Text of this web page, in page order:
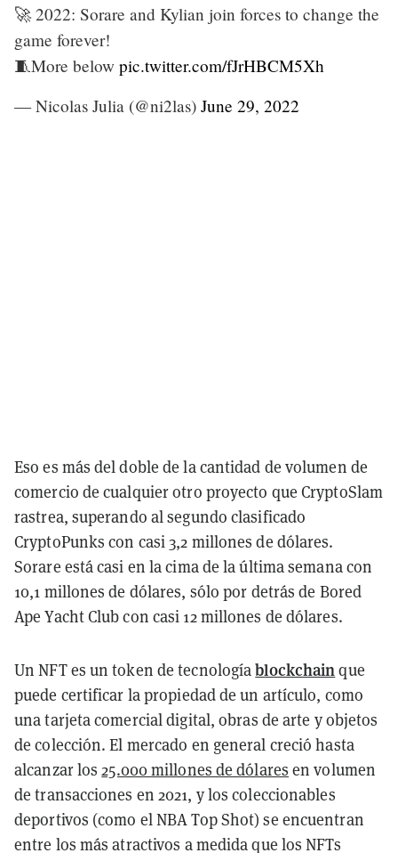
🚀 2022: Sorare and Kylian join forces to change the
game forever!
🧵More below pic.twitter.com/fJrHBCM5Xh
— Nicolas Julia (@ni2las) June 29, 2022
Eso es más del doble de la cantidad de volumen de
comercio de cualquier otro proyecto que CryptoSlam
rastrea, superando al segundo clasificado
CryptoPunks con casi 3,2 millones de dólares.
Sorare está casi en la cima de la última semana con
10,1 millones de dólares, sólo por detrás de Bored
Ape Yacht Club con casi 12 millones de dólares.
Un NFT es un token de tecnologíablockchain que
puede certificar la propiedad de un artículo, como
una tarjeta comercial digital, obras de arte y objetos
de colección. El mercado en general creció hasta
alcanzar los25.000 millones de dólares en volumen
de transacciones en 2021, y los coleccionables
deportivos (como el NBA Top Shot) se encuentran
entre los más atractivos a medida que los NFTs